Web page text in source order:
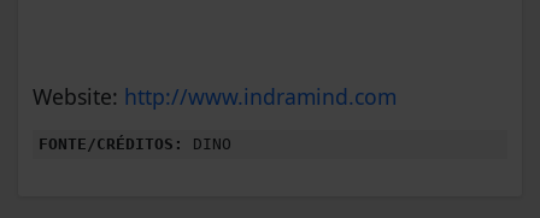
Website: http://www.indramind.com
FONTE/CRÉDITOS: DINO